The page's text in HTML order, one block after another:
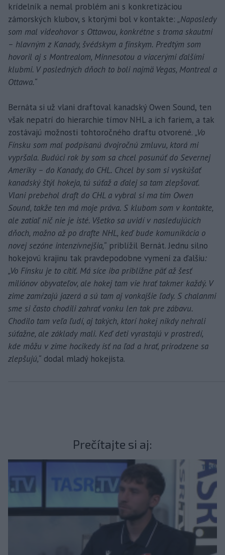
krídelník a nemal problém ani s konkretizáciou
zámorských klubov, s ktorými bol v kontakte: „Naposledy
som mal videohovor s Ottawou, konkrétne s troma skautmi
– hlavným z Kanady, švédskym a fínskym. Predtým som
hovoril aj s Montrealom, Minnesotou a viacerými ďalšími
klubmi. V posledných dňoch to boli najmä Vegas, Montreal a
Ottawa.“
Bernáta si už vlani draftoval kanadský Owen Sound, ten
však nepatrí do hierarchie tímov NHL a ich fariem, a tak
zostávajú možnosti tohtoročného draftu otvorené. „Vo
Fínsku som mal podpísanú dvojročnú zmluvu, ktorá mi
vypršala. Budúci rok by som sa chcel posunúť do Severnej
Ameriky – do Kanady, do CHL. Chcel by som si vyskúšať
kanadský štýl hokeja, tú súťaž a ďalej sa tam zlepšovať.
Vlani prebehol draft do CHL a vybral si ma tím Owen
Sound, takže ten má moje práva. S klubom som v kontakte,
ale zatiaľ nič nie je isté. Všetko sa uvidí v nasledujúcich
dňoch, možno až po drafte NHL, keď bude komunikácia o
novej sezóne intenzívnejšia,“ priblížil Bernát. Jednu silno
hokejovú krajinu tak pravdepodobne vymení za ďalšiu:
„Vo Fínsku je to cítiť. Má síce iba približne päť až šesť
miliónov obyvateľov, ale hokej tam vie hrať takmer každý. V
zime zamŕzajú jazerá a sú tam aj vonkajšie ľady. S chalanmi
sme si často chodili zahrať vonku len tak pre zábavu.
Chodilo tam veľa ľudí, aj takých, ktorí hokej nikdy nehrali
súťažne, ale základy mali. Keď deti vyrastajú v prostredí,
kde môžu v zime hocikedy ísť na ľad a hrať, prirodzene sa
zlepšujú,“ dodal mladý hokejista.
Prečítajte si aj: